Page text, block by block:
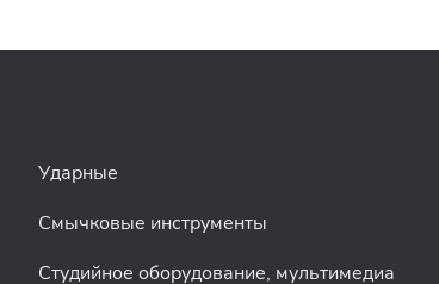
Ударные
Смычковые инструменты
Студийное оборудование, мультимедиа